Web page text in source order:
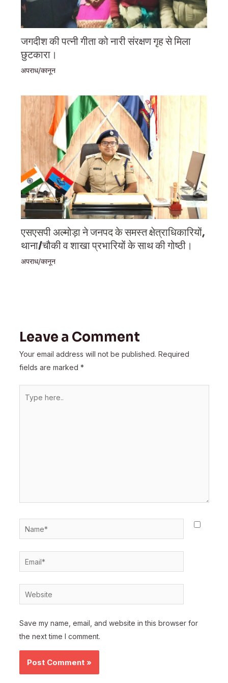
जगदीश की पत्नी गीता को नारी संरक्षण गृह से मिला
छुटकारा।
अपराध/कानून
एसएसपी अल्मोड़ा ने जनपद के समस्त क्षेत्राधिकारियों,
थाना/चौकी व शाखा प्रभारियों के साथ की गोष्ठी।
अपराध/कानून
Leave a Comment
Your email address will not be published. Required
fields are marked *
here..
Name*
Email*
Website
Save my name, email, and website in this browser for
the next time I comment.